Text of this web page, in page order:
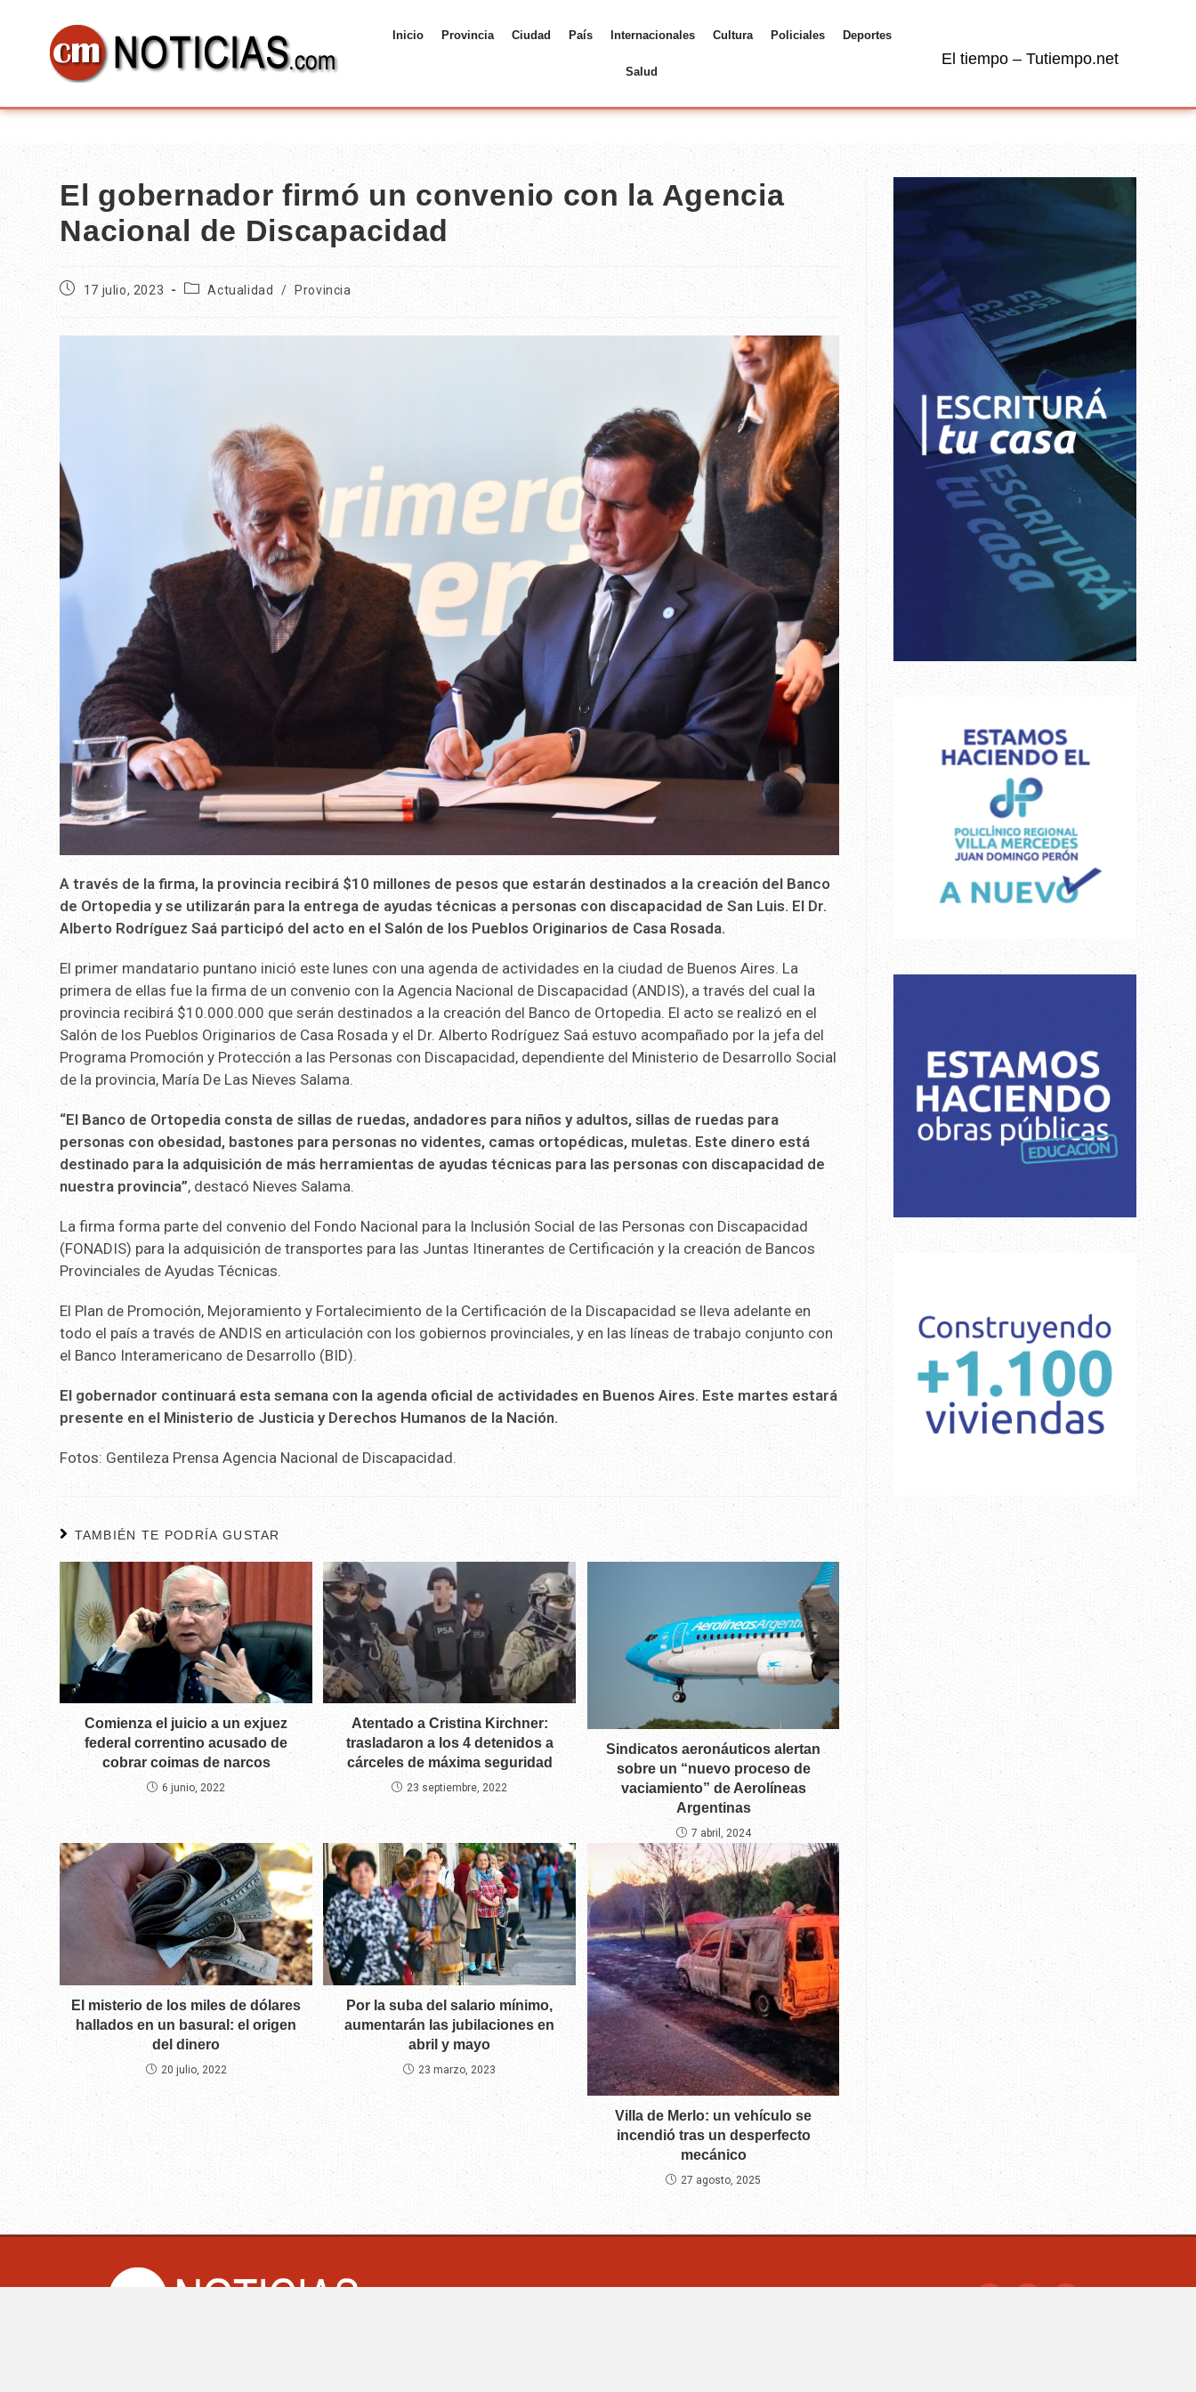
Inicio Provincia Ciudad País Internacionales Cultura Policiales Deportes
Salud
El tiempo – Tutiempo.net
El gobernador firmó un convenio con la Agencia
Nacional de Discapacidad
17 julio, 2023 Actualidad / Provincia
A través de la firma, la provincia recibirá $10 millones de pesos que estarán destinados a la creación del Banco
de Ortopedia y se utilizarán para la entrega de ayudas técnicas a personas con discapacidad de San Luis. El Dr.
Alberto Rodríguez Saá participó del acto en el Salón de los Pueblos Originarios de Casa Rosada.
El primer mandatario puntano inició este lunes con una agenda de actividades en la ciudad de Buenos Aires. La
primera de ellas fue la firma de un convenio con la Agencia Nacional de Discapacidad (ANDIS), a través del cual la
provincia recibirá $10.000.000 que serán destinados a la creación del Banco de Ortopedia. El acto se realizó en el
Salón de los Pueblos Originarios de Casa Rosada y el Dr. Alberto Rodríguez Saá estuvo acompañado por la jefa del
Programa Promoción y Protección a las Personas con Discapacidad, dependiente del Ministerio de Desarrollo Social
de la provincia, María De Las Nieves Salama.
“El Banco de Ortopedia consta de sillas de ruedas, andadores para niños y adultos, sillas de ruedas para
personas con obesidad, bastones para personas no videntes, camas ortopédicas, muletas. Este dinero está
destinado para la adquisición de más herramientas de ayudas técnicas para las personas con discapacidad de
nuestra provincia”, destacó Nieves Salama.
La firma forma parte del convenio del Fondo Nacional para la Inclusión Social de las Personas con Discapacidad
(FONADIS) para la adquisición de transportes para las Juntas Itinerantes de Certificación y la creación de Bancos
Provinciales de Ayudas Técnicas.
El Plan de Promoción, Mejoramiento y Fortalecimiento de la Certificación de la Discapacidad se lleva adelante en
todo el país a través de ANDIS en articulación con los gobiernos provinciales, y en las líneas de trabajo conjunto con
el Banco Interamericano de Desarrollo (BID).
El gobernador continuará esta semana con la agenda oficial de actividades en Buenos Aires. Este martes estará
presente en el Ministerio de Justicia y Derechos Humanos de la Nación.
Fotos: Gentileza Prensa Agencia Nacional de Discapacidad.
TAMBIÉN TE PODRÍA GUSTAR
Comienza el juicio a un exjuez
federal correntino acusado de
cobrar coimas de narcos
6 junio, 2022
Atentado a Cristina Kirchner:
trasladaron a los 4 detenidos a
cárceles de máxima seguridad
23 septiembre, 2022
Sindicatos aeronáuticos alertan
sobre un “nuevo proceso de
vaciamiento” de Aerolíneas
Argentinas
7 abril, 2024
El misterio de los miles de dólares
hallados en un basural: el origen
del dinero
20 julio, 2022
Por la suba del salario mínimo,
aumentarán las jubilaciones en
abril y mayo
23 marzo, 2023
Villa de Merlo: un vehículo se
incendió tras un desperfecto
mecánico
27 agosto, 2025